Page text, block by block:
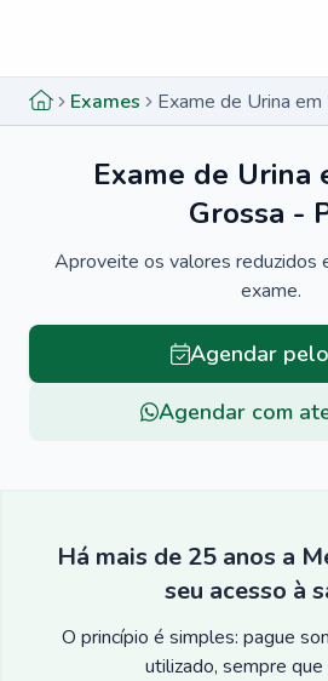
Exames
Exame de Urina
Grossa -
Aproveite os valores reduzidos
exame.
Agendar
Agendar com
Há mais de 25 anos a
seu acesso à
O princípio é simples: pague
utilizado, sempre que